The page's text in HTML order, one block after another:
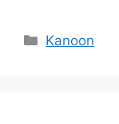
Categories
Kanoon